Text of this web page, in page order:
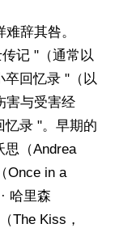
辞其咎。
记 "（通常以
卒回忆录 "（以
害与受害经
忆录 "。早期的
思（Andrea
Once in a
哈里森
The Kiss，